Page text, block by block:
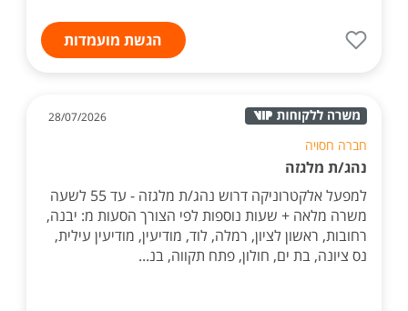
הגשת מועמדות
28/07/2026
חברה חסויה
נהג/ת מלגזה
למפעל אלקטרוניקה דרוש נהג/ת מלגזה - עד 55 לשעה
משרה מלאה + שעות נוספות לפי הצורך הסעות מ: יבנה,
רחובות, ראשון לציון, רמלה, לוד, מודיעין, מודיעין עילית,
נס ציונה, בת ים, חולון, פתח תקווה, בנ...